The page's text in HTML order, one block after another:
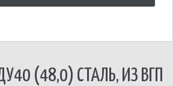
(48,0) СТАЛЬ, ИЗ ВГП